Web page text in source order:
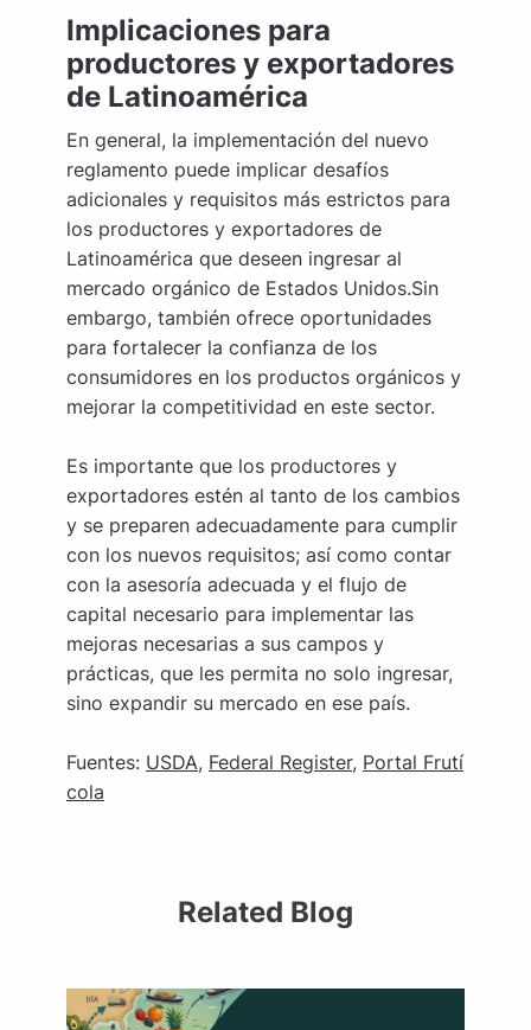
Implicaciones para
productores y exportadores
de Latinoamérica
En general, la implementación del nuevo
reglamento puede implicar desafíos
adicionales y requisitos más estrictos para
los productores y exportadores de
Latinoamérica que deseen ingresar al
mercado orgánico de Estados Unidos.Sin
embargo, también ofrece oportunidades
para fortalecer la confianza de los
consumidores en los productos orgánicos y
mejorar la competitividad en este sector.
Es importante que los productores y
exportadores estén al tanto de los cambios
y se preparen adecuadamente para cumplir
con los nuevos requisitos; así como contar
con la asesoría adecuada y el flujo de
capital necesario para implementar las
mejoras necesarias a sus campos y
prácticas, que les permita no solo ingresar,
sino expandir su mercado en ese país.
Fuentes: USDA, Federal Register, Portal Frutí
cola
Related Blog